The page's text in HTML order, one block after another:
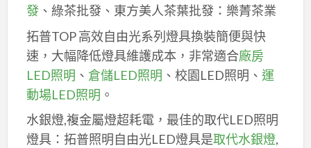
發、綠茶批發、東方美人茶葉批發：樂菁茶業
拓普TOP 高效自由光系列燈具換裝簡便與快
速，大幅降低燈具維護成本，非常適合廠房
LED照明 、 倉儲LED照明 、校園LED照明、 運
動場LED照明 。
水銀燈,複金屬燈超耗電，最佳的取代LED照明
燈具：拓普照明自由光LED燈具是取代水銀燈,